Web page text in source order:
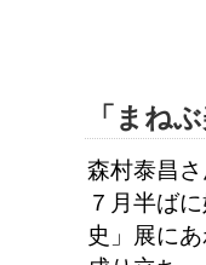
「まね
森村泰昌
７月半ば
史」展に